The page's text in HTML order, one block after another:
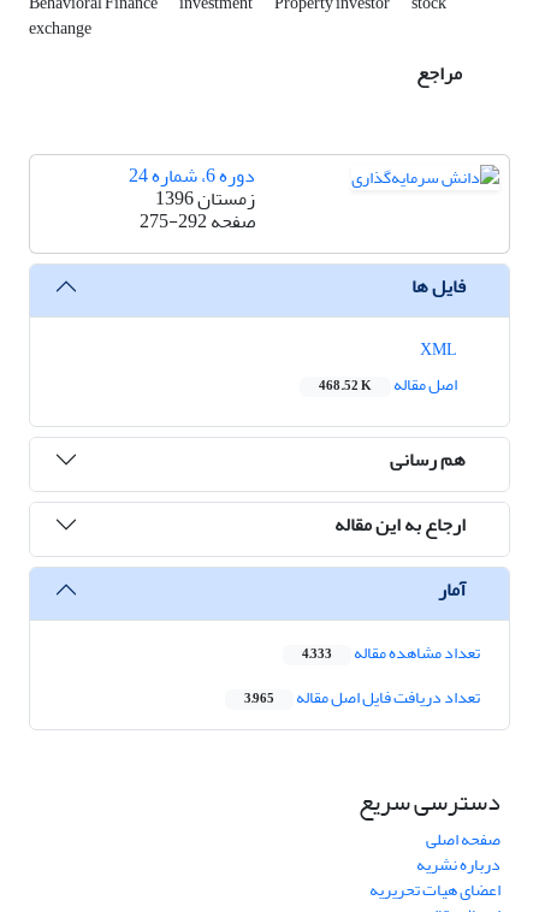
exchange
مراجع
دوره 6، شماره 24
زمستان 1396
صفحه275-292
فایل ها
اصل مقاله
468.52 K
هم رسانی
ارجاع به این مقاله
آمار
تعداد مشاهده مقاله 4,333
تعداد دریافت فایل اصل مقاله 3,965
دسترسی سریع
صفحه اصلی
درباره نشریه
اعضای هیات تحریریه